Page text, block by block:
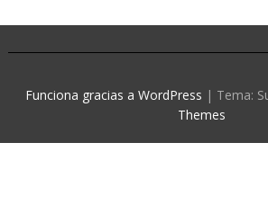
Funciona gracias a WordPress | Tema:
Themes